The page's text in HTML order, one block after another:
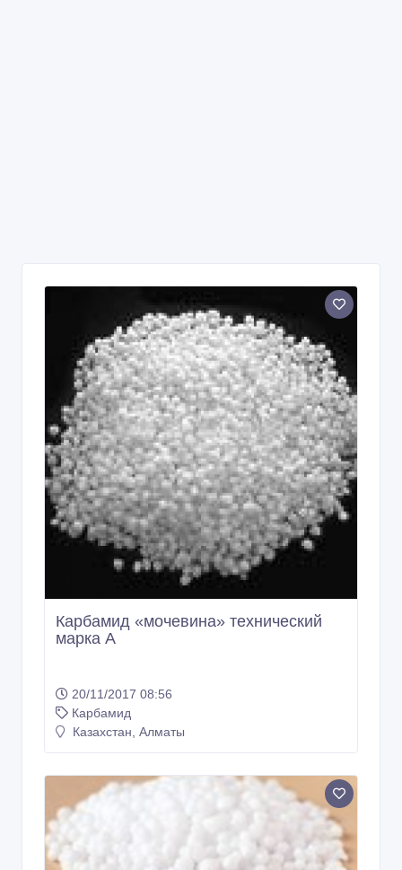
Карбамид «мочевина» технический
марка А
20/11/2017 08:56
Карбамид
Казахстан, Алматы